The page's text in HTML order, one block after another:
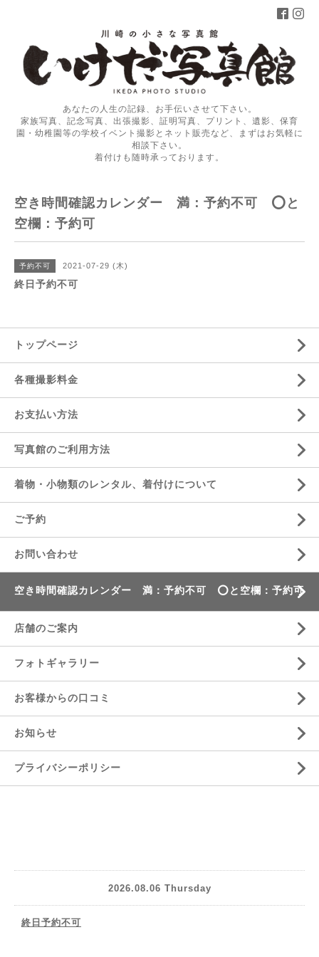
あなたの人生の記録、お手伝いさせて下さい。
家族写真、記念写真、出張撮影、証明写真、プリント、遺影、保育
園・幼稚園等の学校イベント撮影とネット販売など、まずはお気軽に
相談下さい。
着付けも随時承っております。
空き時間確認カレンダー 満：予約不可 ⭕️と
空欄：予約可
予約不可 2021-07-29 (木)
終日予約不可
トップページ
各種撮影料金
お支払い方法
写真館のご利用方法
着物・小物類のレンタル、着付けについて
ご予約
お問い合わせ
空き時間確認カレンダー 満：予約不可 ⭕️と空欄：予約可
店舗のご案内
フォトギャラリー
お客様からの口コミ
お知らせ
プライバシーポリシー
2026.08.06 Thursday
終日予約不可